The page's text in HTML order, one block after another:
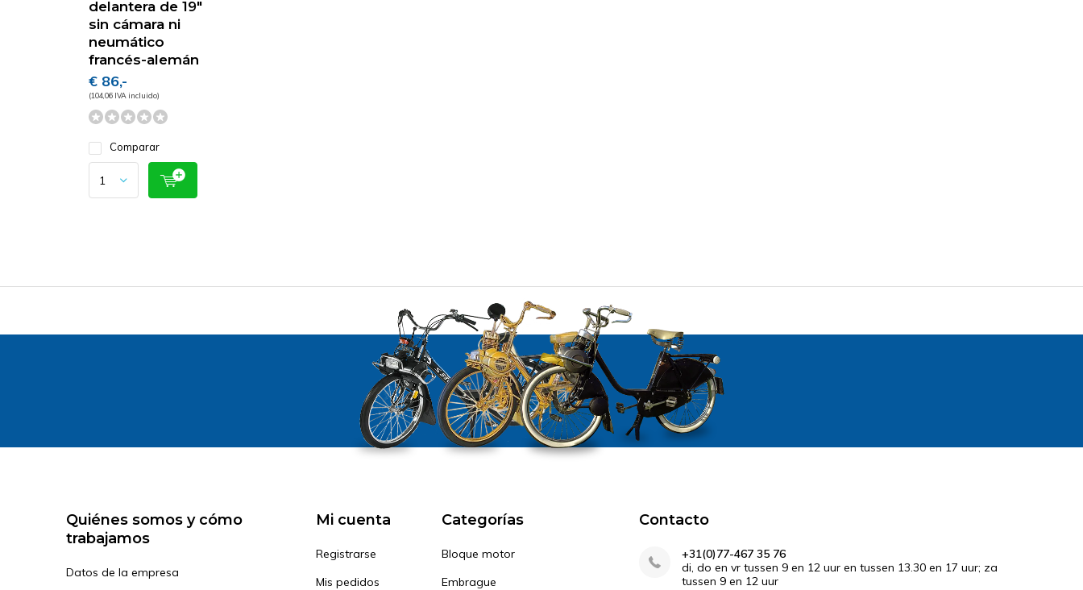
delantera de 19"
sin cámara ni
neumático
francés-alemán
€ 86,-
(104,06 IVA incluido)
Comparar
Quiénes somos y cómo
trabajamos
Datos de la empresa
Mi cuenta
Registrarse
Mis pedidos
Categorías
Bloque motor
Embrague
Contacto
+31(0)77-467 35 76
di, do en vr tussen 9 en 12 uur en tussen 13.30 en 17 uur; za
tussen 9 en 12 uur